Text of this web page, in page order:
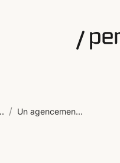
/ Un agencemen...